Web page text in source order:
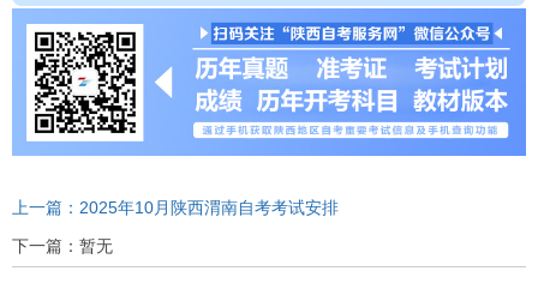
上一篇：2025年10月陕西渭南自考考试安排
下一篇：暂无